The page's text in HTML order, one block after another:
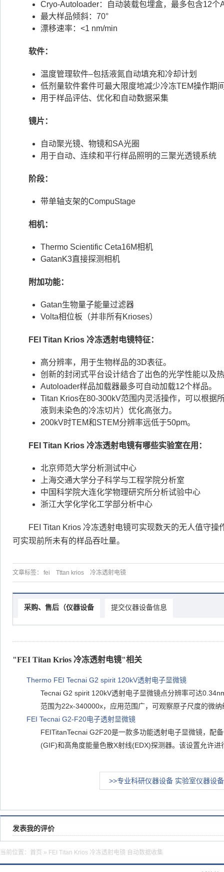
Cryo-Autoloader：自动装载包埋盒，最多包含12个
最大样品倾斜：70°
漂移速率：<1 nm/min
软件：
温度管理软件–包括液氮自动填充和冷却计划
低剂量软件套件可最大限度地减少冷冻TEM操作期
用于样品评估、优化和自动数据采集
镜片：
自动聚光镜、物镜和SA光圈
用于自动、连续和平行样品照明的三聚光透镜系统
阶段：
带单轴支架的CompuStage
相机：
Thermo Scientific Ceta16M相机
GatanK3直接探测相机
附加功能：
Gatan生物量子能量过滤器
Volta相位板（并非所有Krioses）
FEI Titan Krios 冷冻透射电镜特征：
高分辨率，用于生物样品的3D表征。
创新的封闭式平台设计结合了出色的光学性能以及
Autoloader样品加载器最多可自动加载12个样品。
Titan Krios在80-300kV范围内灵活操作，可以根据
液到未染色的冷冻切片）优化高张力。
200kV时TEM和STEM分辨率远低于50pm。
FEI Titan Krios 冷冻透射电镜有哪些实验室在用：
北京师范大学分析测试中心
上海交通大学分子科学与工程学院分析室
中国科学院大连化学物理研究所分析试验中心
浙江大学化学化工学部分析中心
FEI Titan Krios 冷冻透射电镜可实现数天的无人值守操
可实现前所未有的样品吞吐量。
文章标签： fei Tttan krios 冷冻透射电镜
采购、售后（仪器设备 提交仪器设备信息
"FEI Titan Krios 冷冻透射电镜"相关
Thermo FEI Tecnai G2 spirit 120kV透射电子显微镜
Tecnai G2 spirit 120kV透射电子显微镜点分辨率可达
范围为22x-340000x，应用范围广，可观察原子尺度的微
FEI Tecnai G2-F20电子透射显微镜
FEITitanTecnai G2F20是一款多功能透射电子显微镜，配
(GIF)和高角度能量色散X射线(EDX)探测器。该设置允许进
>>专业科研仪器设备 实验室仪器设
发表我的评价
当前位置： 首页 » FEI Titan Krios 冷冻透射电镜 自动数据收集